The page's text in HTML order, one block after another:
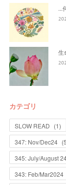
...
生
カテゴリ
SLOW READ (1)
347: Nov/Dec24 (5
345: July/August
343: Feb/Mar2024